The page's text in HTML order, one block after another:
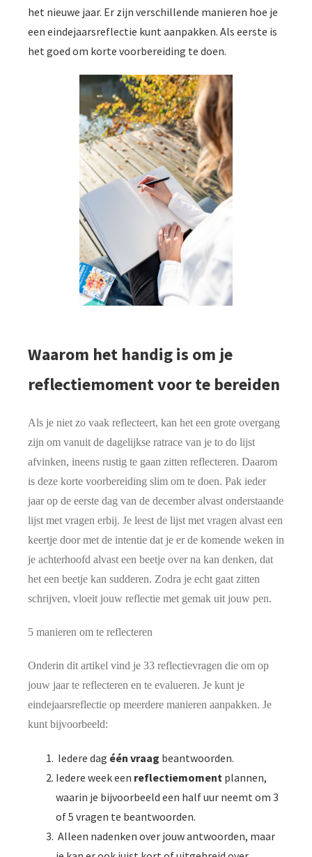
het nieuwe jaar. Er zijn verschillende manieren hoe je
een eindejaarsreflectie kunt aanpakken. Als eerste is
het goed om korte voorbereiding te doen.
Waarom het handig is om je
reflectiemoment voor te bereiden
Als je niet zo vaak reflecteert, kan het een grote overgang
zijn om vanuit de dagelijkse ratrace van je to do lijst
afvinken, ineens rustig te gaan zitten reflecteren. Daarom
is deze korte voorbereiding slim om te doen. Pak ieder
jaar op de eerste dag van de december alvast onderstaande
lijst met vragen erbij. Je leest de lijst met vragen alvast een
keertje door met de intentie dat je er de komende weken in
je achterhoofd alvast een beetje over na kan denken, dat
het een beetje kan sudderen. Zodra je echt gaat zitten
schrijven, vloeit jouw reflectie met gemak uit jouw pen.
5 manieren om te reflecteren
Onderin dit artikel vind je 33 reflectievragen die om op
jouw jaar te reflecteren en te evalueren. Je kunt je
eindejaarsreflectie op meerdere manieren aanpakken. Je
kunt bijvoorbeeld:
Iedere dag één vraag beantwoorden.
Iedere week een reflectiemoment plannen,
waarin je bijvoorbeeld een half uur neemt om 3
of 5 vragen te beantwoorden.
Alleen nadenken over jouw antwoorden, maar